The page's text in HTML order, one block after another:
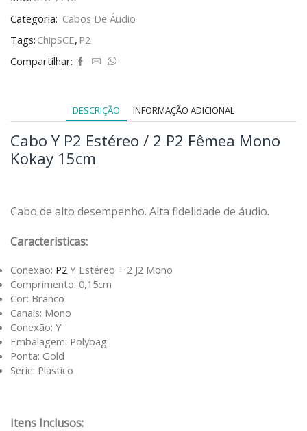
Categoria: Cabos De Áudio
Tags: ChipSCE, P2
Compartilhar:
DESCRIÇÃO INFORMAÇÃO ADICIONAL
Cabo Y P2 Estéreo / 2 P2 Fêmea Mono
Kokay 15cm
Cabo de alto desempenho. Alta fidelidade de áudio.
Caracteristicas:
Conexão: P2 Y Estéreo + 2 J2 Mono
Comprimento: 0,15cm
Cor: Branco
Canais: Mono
Conexão: Y
Embalagem: Polybag
Ponta: Gold
Série: Plástico
Itens Inclusos: